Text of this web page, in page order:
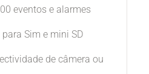
eventos e alarmes
Sim e mini SD
de câmera ou